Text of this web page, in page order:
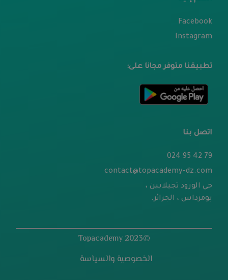
Facebook
Instagram
تطبيقنا متوفر مجانا على:
اتصل بنا
79 42 95 024
contact@topacademy-dz.com
حي الورود تجيلابين ،
بومرداس ، الجزائر.
©2023 Topacademy
الخصوصية والسياسة